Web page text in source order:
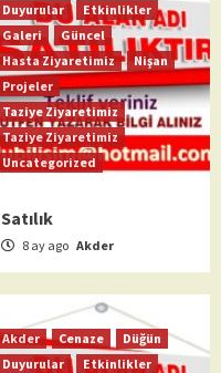
Duyurular
Etkinlikler
Galeri
Güncel
Hasta Ziyaretimiz
Nişan
Projeler
Taziye Ziyaretimiz
Taziye Ziyaretimiz
Uncategorized
Satılık
8 ay ago Akder
Akder Cenaze
Düğün
Duyurular
Etkinlikler